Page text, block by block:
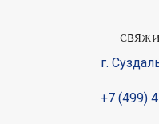
г.
+7 (499)